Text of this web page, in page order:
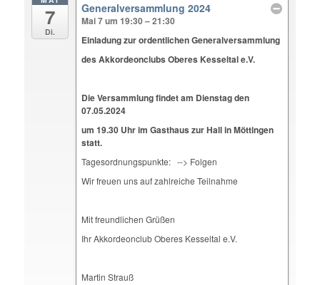
7
Di.
Generalversammlung 2024
Mai 7 um 19:30 – 21:30
Einladung zur ordentlichen Generalversammlung
des Akkordeonclubs Oberes Kesseltal e.V.
Die Versammlung findet am Dienstag den
07.05.2024
um 19.30 Uhr im Gasthaus zur Hall in Möttingen
statt.
Tagesordnungspunkte: --> Folgen
Wir freuen uns auf zahlreiche Teilnahme
Mit freundlichen Grüßen
Ihr Akkordeonclub Oberes Kesseltal e.V.
Martin Strauß